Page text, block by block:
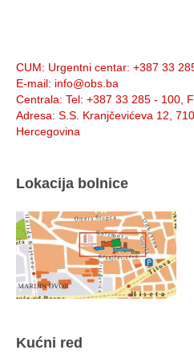
CUM: Urgentni centar: +387 33
E-mail: info@obs.ba
Centrala: Tel: +387 33 285 - 100,
Adresa: S.S. Kranjčevićeva 12,
Hercegovina
Lokacija bolnice
Kućni red